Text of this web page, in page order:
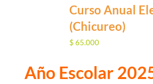
Curso Anual
(Chicureo)
$ 65.000
Año Escolar